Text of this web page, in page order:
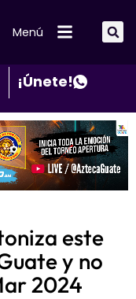
Menú
¡Únete!
este
y no
2024